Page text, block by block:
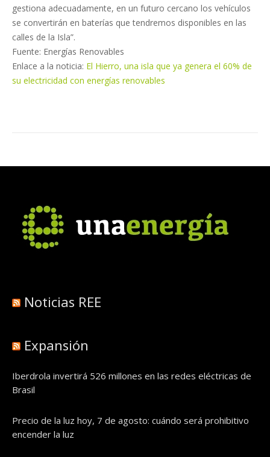
gestiona adecuadamente, en un futuro cercano los vehículos
se convertirán en baterías que tendremos disponibles en las
calles de la Isla”.
Fuente: Energías Renovables
Enlace a la noticia: El Hierro, una isla que ya genera el 60% de
su electricidad con energías renovables
Noticias REE
Expansión
Iberdrola invertirá 526 millones en las redes eléctricas de
Brasil
Precio de la luz hoy, 7 de agosto: cuándo será prohibitivo
encender la luz